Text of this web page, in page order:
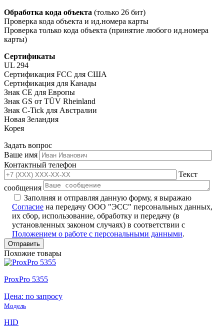
Обработка кода объекта (только 26 бит)
Проверка кода объекта и ид.номера карты
Проверка только кода объекта (принятие любого ид.номера
карты)
Сертификаты
UL 294
Сертификация FCC для США
Сертификация для Канады
Знак СЕ для Европы
Знак GS от TÜV Rheinland
Знак C-Tick для Австралии
Новая Зеландия
Корея
Задать вопрос
Ваше имя
Контактный телефон
Текст
сообщения
Заполняя и отправляя данную форму, я выражаю
Согласие на передачу ООО "ЭСС" персональных данных,
их сбор, использование, обработку и передачу (в
установленных законом случаях) в соответствии с
Положением о работе с персональными данными.
Похожие товары
ProxPro 5355
Цена: по запросу
Модель
HID